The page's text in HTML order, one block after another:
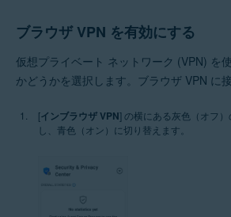
ブラウザ VPN を有効にする
仮想プライベート ネットワーク (VPN) を
かどうかを選択します。ブラウザ VPN に
[インブラウザ VPN] の横にある灰色（オフ
し、青色（オン）に切り替えます。